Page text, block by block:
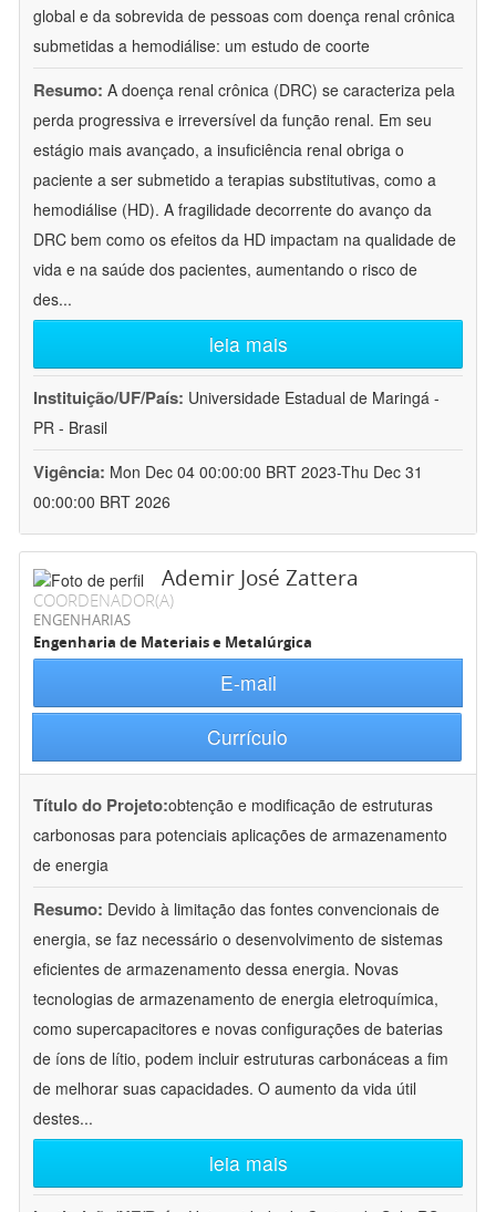
global e da sobrevida de pessoas com doença renal crônica
submetidas a hemodiálise: um estudo de coorte
Resumo: A doença renal crônica (DRC) se caracteriza pela
perda progressiva e irreversível da função renal. Em seu
estágio mais avançado, a insuficiência renal obriga o
paciente a ser submetido a terapias substitutivas, como a
hemodiálise (HD). A fragilidade decorrente do avanço da
DRC bem como os efeitos da HD impactam na qualidade de
vida e na saúde dos pacientes, aumentando o risco de
des...
leia mais
Instituição/UF/País: Universidade Estadual de Maringá -
PR - Brasil
Vigência: Mon Dec 04 00:00:00 BRT 2023-Thu Dec 31
00:00:00 BRT 2026
Ademir José Zattera
COORDENADOR(A)
ENGENHARIAS
Engenharia de Materiais e Metalúrgica
E-mail
Currículo
Título do Projeto:obtenção e modificação de estruturas
carbonosas para potenciais aplicações de armazenamento
de energia
Resumo: Devido à limitação das fontes convencionais de
energia, se faz necessário o desenvolvimento de sistemas
eficientes de armazenamento dessa energia. Novas
tecnologias de armazenamento de energia eletroquímica,
como supercapacitores e novas configurações de baterias
de íons de lítio, podem incluir estruturas carbonáceas a fim
de melhorar suas capacidades. O aumento da vida útil
destes...
leia mais